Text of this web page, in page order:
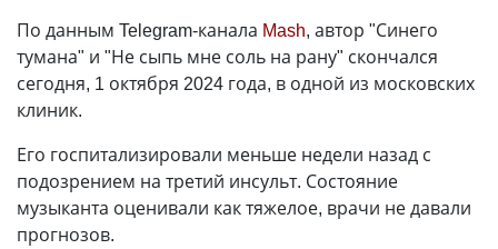
По данным Telegram-канала Mash, автор "Синего
тумана" и "Не сыпь мне соль на рану" скончался
сегодня, 1 октября 2024 года, в одной из московских
клиник.
Его госпитализировали меньше недели назад с
подозрением на третий инсульт. Состояние
музыканта оценивали как тяжелое, врачи не давали
прогнозов.